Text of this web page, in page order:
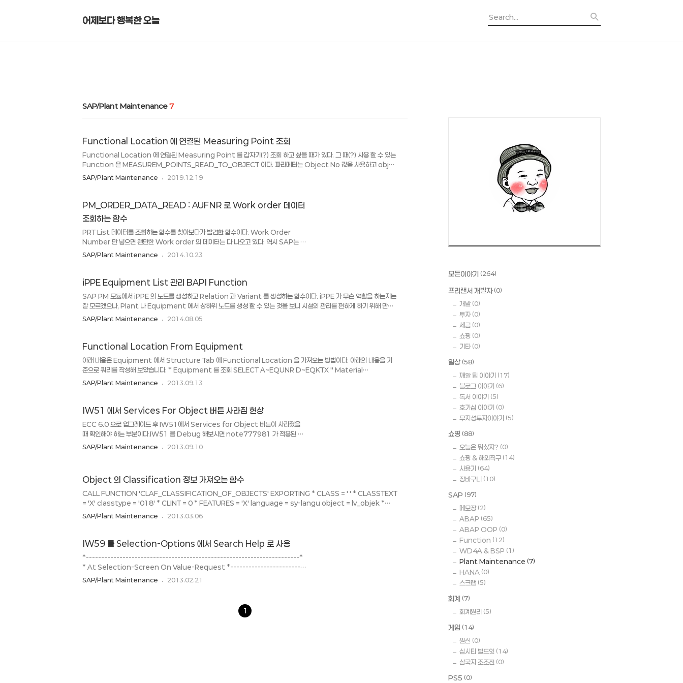
어제보다 행복한 오늘
SAP/Plant Maintenance7
Functional Location 에 연결된 Measuring Point 조회
Functional Location 에 연결된 Measuring Point 를 갑자기(?) 조회 하고 싶을 때가 있다. 그 때(?) 사용 할 수 있는
Function 은 MEASUREM_POINTS_READ_TO_OBJECT 이다. 파라메터는 Object No 값을 사용하고 objnr
은 IFLOT-OBJNR 값을 사용한다. LT_IMPT_TAB 값은 INTERNAL TABLE 인데 FUNCTION 안의 구조를 참조하여
LV_OBJNR TABLES IMPT_..
SAP/Plant Maintenance 2019.12.19
PM_ORDER_DATA_READ : AUFNR 로 Work order 데이터
조회하는 함수
PRT List 데이터를 조회하는 함수를 찾아보다가 발견한 함수이다. Work Order
Number 만 넣으면 왠만한 Work order 의 데이터는 다 나오고 있다. 역시 SAP는 개
발이 된지 오래된 시스템이다 보니 내가 생각한 것은 이미 다 만들어 놓은 것 같다. ( 물론 내
" aufk-aufnr Order number IMPORTING wcaufvd = " caufvd
CAUFVD Dialog area (Order header) wcaufvd = " caufvd wiloa = "
iloa Work area ..
SAP/Plant Maintenance 2014.10.23
iPPE Equipment List 관리 BAPI Function
SAP PM 모듈에서 iPPE 의 노드를 생성하고 Relation 과 Variant 를 생성하는 함수이다. iPPE 가 무슨 역활을 하는지는
잘 모르겠으나, Plant 나 Equipment 에서 상하위 노드를 생성 할 수 있는 것을 보니 시설의 관리를 편하게 하기 위해 만든
것 같다. 항상 개발하면서 느끼지만 SAP는 많은 것을 담고 있고 많은 프로세스가 있는데 이걸 다 아는 사람이 얼마나 될 까 싶
수정하는 함수들의 모음이다. * Node 의..
SAP/Plant Maintenance 2014.08.05
Functional Location From Equipment
아래 내용은 Equipment 에서 Structure Tab 에 Functional Location 을 가져오는 방법이다. 아래의 내용을 기
준으로 쿼리를 작성해 보았습니다. * Equipment 를 조회 SELECT A~EQUNR D~EQKTX " Material
Description B~GEWRK AS E_GEWRK C~ARBPL AS E_ARBPL " Equipment Main Work Center
ON A~EQUNR EQ..
SAP/Plant Maintenance 2013.09.13
IW51 에서 Services For Object 버튼 사라짐 현상
ECC 6.0 으로 업그레이드 후 IW51에서 Services for Object 버튼이 사라졌을
때 확인해야 하는 부분이다.IW51 을 Debug 해보시면 note777981 가 적용된 부
분을 확인해 본다. 기존에는 tq80-early_num 필드를 체크하지 않았으나,
t365-aktyp = yaktypv OR t365-aktyp = yaktypa "note777981
OR ( t365-aktyp = yaktyph AND..
SAP/Plant Maintenance 2013.09.10
Object 의 Classification 정보 가져오는 함수
CALL FUNCTION 'CLAF_CLASSIFICATION_OF_OBJECTS' EXPORTING * CLASS = ' ' * CLASSTEXT
= 'X' classtype = '018' * CLINT = 0 * FEATURES = 'X' language = sy-langu object = lv_objek *
OBJECTTABLE = ' ' * KEY_DATE = SY-DATUM * INITIAL_CHARACT = 'X' * NO_VALUE_DESCRIPT =
SAP/Plant Maintenance 2013.03.06
IW59 를 Selection-Options 에서 Search Help 로 사용
*----------------------------------------------------------------------*
* At Selection-Screen On Value-Request *------------------------
----------------------------------------------* AT SELECTION-
DATA : l_return_tabLIKEddshretval OCCURS 0 WITH HEADER LINE.
SAP/Plant Maintenance 2013.02.21
1
모든이야기 (264)
프리랜서 개발자 (0)
개발 (0)
투자 (0)
세금 (0)
쇼핑 (0)
기타 (0)
일상 (58)
깨알 팁 이야기 (17)
블로그 이야기 (6)
독서 이야기 (5)
호기심 이야기 (0)
무지성투자이야기 (5)
쇼핑 (88)
오늘은 뭐샀지? (0)
쇼핑 & 해외직구 (14)
사용기 (64)
장바구니 (10)
SAP (97)
메모장 (2)
ABAP (65)
ABAP OOP (0)
Function (12)
WD4A & BSP (1)
Plant Maintenance (7)
HANA (0)
스크랩 (5)
회계 (7)
회계원리 (5)
게임 (14)
원신 (0)
심시티 빌드잇 (14)
삼국지 조조전 (0)
PS5 (0)